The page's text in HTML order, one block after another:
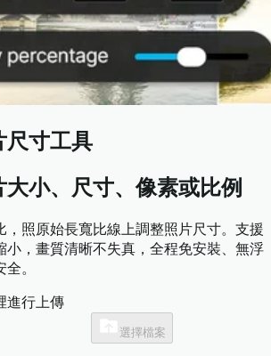
尺寸工具
小、尺寸、像素或比例
，照原始長寬比線上調整照片尺寸。支援
小，畫質清晰不失真，全程免安裝、無浮
。
進行上傳
選擇檔案